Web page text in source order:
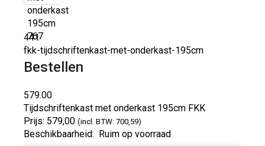
441
fkk-tijdschriftenkast-met-onderkast-195cm
Bestellen
579.00
Tijdschriftenkast met onderkast 195cm FKK
Prijs: 579,00 (incl. BTW: 700,59)
Beschikbaarheid: Ruim op voorraad